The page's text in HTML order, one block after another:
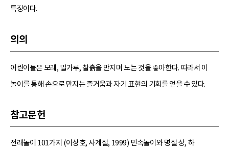
특징이다.
의의
어린이들은 모래, 밀가루, 찰흙을 만지며 노는 것을 좋아한다. 따라서 이
놀이를 통해 손으로 만지는 즐거움과 자기 표현의 기회를 얻을 수 있다.
참고문헌
전래놀이 101가지 (이상호, 사계절, 1999) 민속놀이와 명절 상, 하